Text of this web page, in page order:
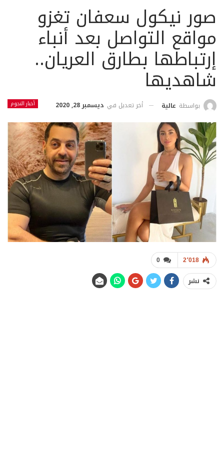
صور نيكول سعفان تغزو
مواقع التواصل بعد أنباء
إرتباطها بطارق العريان..
شاهديها
أخبار النجوم بواسطة عالية أخر تعديل في ديسمبر 28, 2020
0 2٬018
نشر